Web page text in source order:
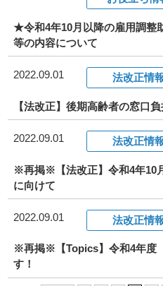
★令和4年10月以降の雇用調整
等の内容について
2022.09.01 法改正情
【法改正】後期高齢者の窓口
2022.09.01 法改正情
※再掲※【法改正】令和4年10
に向けて
2022.09.01 法改正情
※再掲※【Topics】令和4年度
す！